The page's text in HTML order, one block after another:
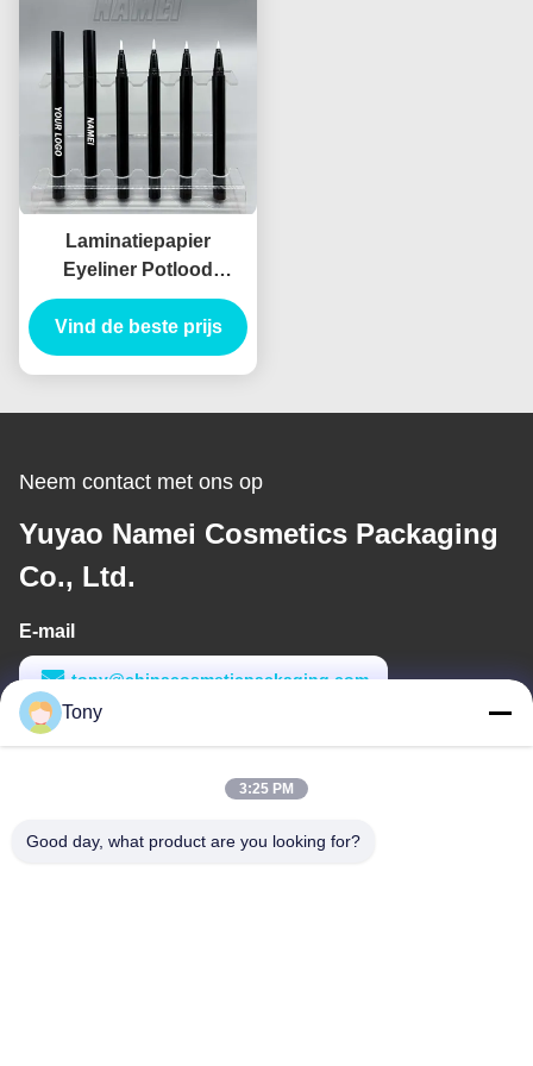
Laminatiepapier
Eyeliner Potlood
Container
Verpakkingsbuis
Eyeliner Buis Injecties
Vind de beste prijs
Neem contact met ons op
Yuyao Namei Cosmetics Packaging
Co., Ltd.
E-mail
tony@chinacosmeticpackaging.com
Werktijd
Tony
3:25 PM
Good day, what product are you looking for?